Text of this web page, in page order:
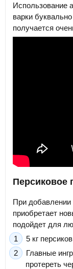
Использование
варки
получается
Персиковое
При добавлении
приобретает
подойдет для
5 кг
Главные
протереть